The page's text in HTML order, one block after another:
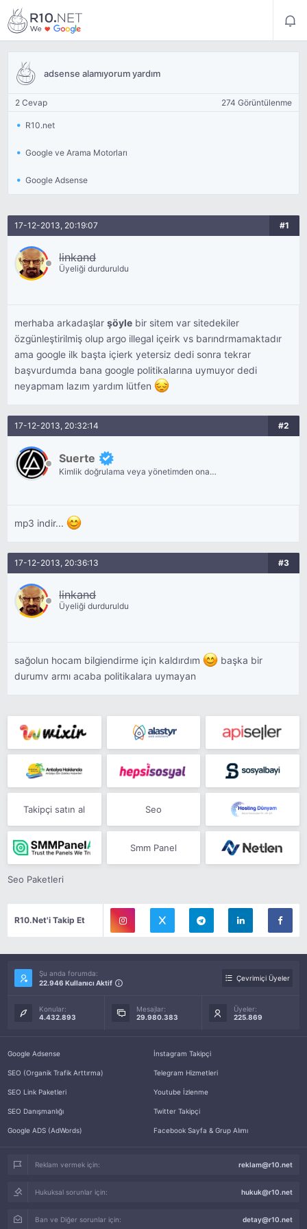
adsense alamıyorum yardım
2 Cevap 274 Görüntülenme
R10.net
Google ve Arama Motorları
Google Adsense
17-12-2013, 20:19:07 #1
linkand
Üyeliği durduruldu
merhaba arkadaşlarşöyle bir sitem var sitedekiler
özgünleştirilmiş olup argo illegal içeirk vs barındrmamaktadır
ama google ilk başta içierk yetersiz dedi sonra tekrar
başvurdumda bana google politikalarına uymuyor dedi
neyapmam lazım yardım lütfen
17-12-2013, 20:32:14 #2
Suerte
Kimlik doğrulama veya yönetimden onay
mp3 indir...
17-12-2013, 20:36:13 #3
linkand
Üyeliği durduruldu
sağolun hocam bilgiendirme için kaldırdım
başka bir
durumv armı acaba politikalara uymayan
Takipçi satın al Seo
Smm Panel
Seo Paketleri
R10.Net'i Takip Et
Şu anda forumda:
22.946 Kullanıcı Aktif
Çevrimiçi Üyeler
Konular:
4.432.893
Mesajlar:
29.980.383
Üyeler:
225.869
Google Adsense
SEO (Organik Trafik Arttırma)
SEO Link Paketleri
SEO Danışmanlığı
Google ADS (AdWords)
İnstagram Takipçi
Telegram Hizmetleri
Youtube İzlenme
Twitter Takipçi
Facebook Sayfa & Grup Alımı
Reklam vermek için: reklam@r10.net
Hukuksal sorunlar için: hukuk@r10.net
Ban ve Diğer sorunlar için: detay@r10.net